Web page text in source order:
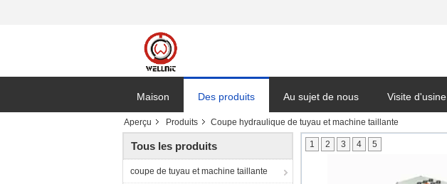
Maison Des produits Au sujet de nous Visite d'usine
Aperçu Produits Coupe hydraulique de tuyau et machine taillante
Tous les produits
coupe de tuyau et machine taillante
1 2 3 4 5